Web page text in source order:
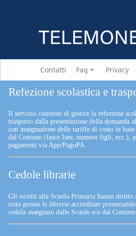
Contatti Faq Privacy
Refezione scolastica e
Il servizio consente di gestire la refezione
trasporto dalla presentazione della domanda
con assegnazione delle tariffe di costo in
dal Comune (fasce Isee, numero figli, ecc.),
pagamenti via App/PagoPA.
Cedole librarie
Gli iscritti alla Scuola Primaria hanno
testo presso le librerie accreditate
cedola assegnato dalle Scuole e/o dal Comune.